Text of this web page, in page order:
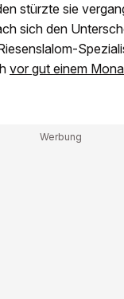
stürzte sie
sich den
vor gut einem